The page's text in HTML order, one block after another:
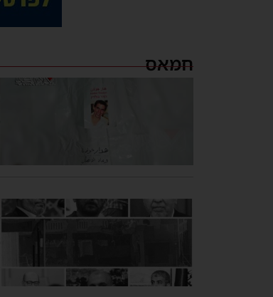
חמאס